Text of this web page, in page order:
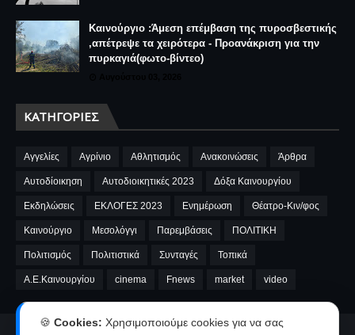
Καινούργιο :Άμεση επέμβαση της πυροσβεστικής
,απέτρεψε τα χειρότερα - Προανάκριση για την
πυρκαγιά(φωτο-βίντεο)
ΚΑΤΗΓΟΡΊΕΣ
Αγγελίες Αγρίνιο Αθλητισμός Ανακοινώσεις Άρθρα
Αυτοδίοικηση Αυτοδιοικητικές 2023 Δόξα Καινουργίου
Εκδηλώσεις ΕΚΛΟΓΕΣ 2023 Ενημέρωση Θέατρο-Κιν/φος
Καινούργιο Μεσολόγγι Παρεμβάσεις ΠΟΛΙΤΙΚΗ
Πολιτισμός Πολιτιστικά Συνταγές Τοπικά
A.E.Καινουργίου cinema Fnews market video
🍪 Cookies: Χρησιμοποιούμε cookies για να σας